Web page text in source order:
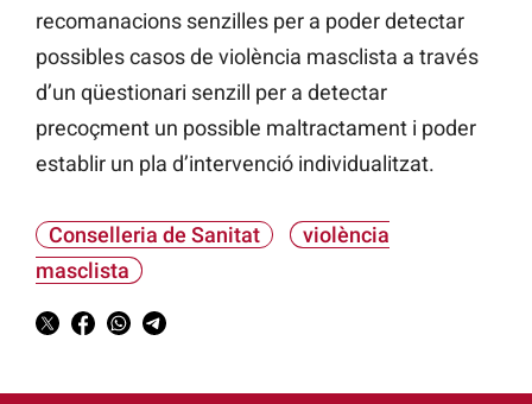
recomanacions senzilles per a poder detectar
possibles casos de violència masclista a través
d’un qüestionari senzill per a detectar
precoçment un possible maltractament i poder
establir un pla d’intervenció individualitzat.
Conselleria de Sanitat
violència
masclista